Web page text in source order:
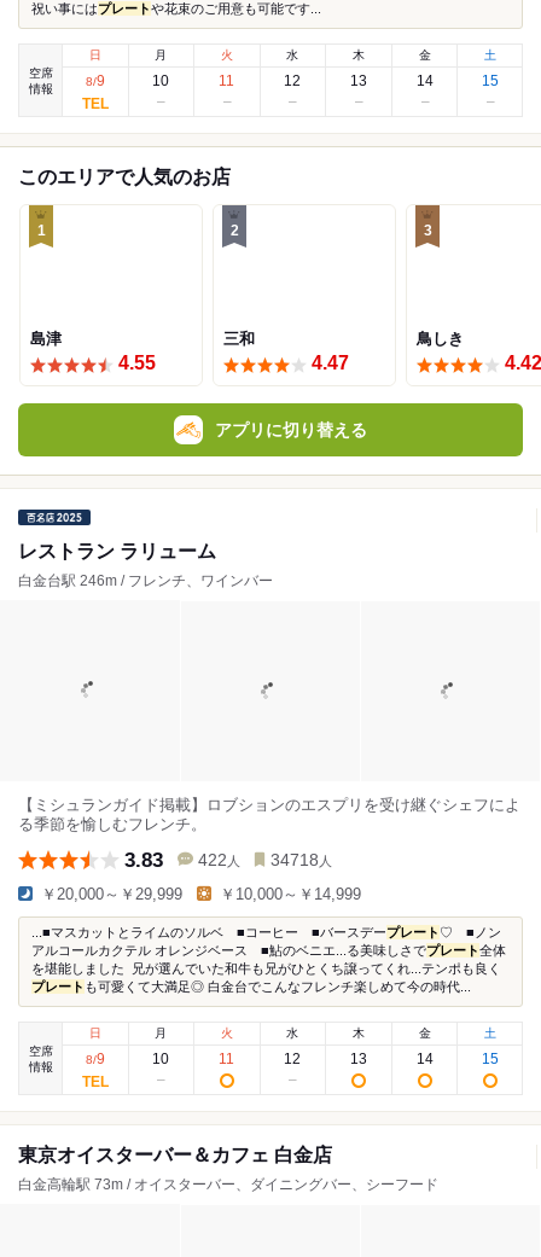
祝い事にはプレートや花束のご用意も可能です...
空席
情報
日
8/9
月
10
火
11
水
12
木
13
金
14
土
15
このエリアで人気のお店
1
島津
4.55
2
三和
4.47
3
鳥しき
4.42
アプリに切り替える
レストラン ラリューム
白金台駅 246m / フレンチ、ワインバー
【ミシュランガイド掲載】ロブションのエスプリを受け継ぐシェフによ
る季節を愉しむフレンチ。
3.83 422 人 34718 人
￥20,000～￥29,999 ￥10,000～￥14,999
...■マスカットとライムのソルベ ■コーヒー ■バースデープレート ♡ ■ノン
アルコールカクテル オレンジベース ■鮎のベニエ...る美味しさでプレート全体
を堪能しました 兄が選んでいた和牛も兄がひとくち譲ってくれ...テンポも良く
プレート も可愛くて大満足◎ 白金台でこんなフレンチ楽しめて今の時代...
空席
情報
日
8/9
月
10
火
11
水
12
木
13
金
14
土
15
東京オイスターバー＆カフェ 白金店
白金高輪駅 73m / オイスターバー、ダイニングバー、シーフード